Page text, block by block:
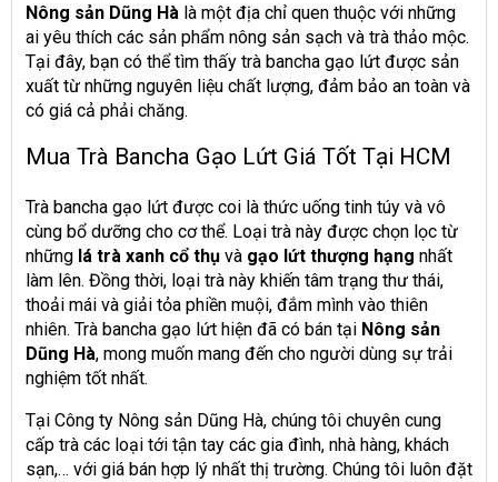
Nông sản Dũng Hà là một địa chỉ quen thuộc với những
ai yêu thích các sản phẩm nông sản sạch và trà thảo mộc.
Tại đây, bạn có thể tìm thấy trà bancha gạo lứt được sản
xuất từ những nguyên liệu chất lượng, đảm bảo an toàn và
có giá cả phải chăng.
Mua Trà Bancha Gạo Lứt Giá Tốt Tại HCM
Trà bancha gạo lứt được coi là thức uống tinh túy và vô
cùng bổ dưỡng cho cơ thể. Loại trà này được chọn lọc từ
những lá trà xanh cổ thụ và gạo lứt thượng hạng nhất
làm lên. Đồng thời, loại trà này khiến tâm trạng thư thái,
thoải mái và giải tỏa phiền muội, đắm mình vào thiên
nhiên. Trà bancha gạo lứt hiện đã có bán tại Nông sản
Dũng Hà, mong muốn mang đến cho người dùng sự trải
nghiệm tốt nhất.
Tại Công ty Nông sản Dũng Hà, chúng tôi chuyên cung
cấp trà các loại tới tận tay các gia đình, nhà hàng, khách
sạn,… với giá bán hợp lý nhất thị trường. Chúng tôi luôn đặt